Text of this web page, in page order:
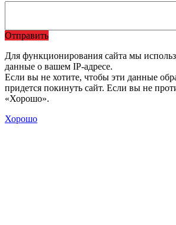
Отправить
Для функционирования сайта мы
данные о вашем IP-адресе.
Если вы не хотите, чтобы эти данные
придется покинуть сайт. Если вы не
«Хорошо».
Хорошо